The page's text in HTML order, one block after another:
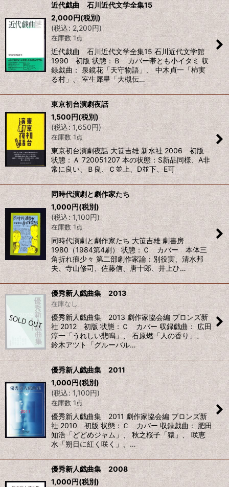
近代戯曲 石川近代文学全集15
2,000円(税別)
(税込: 2,200円)
在庫数 1点
近代戯曲 石川近代文学全集15 石川近代文学館
1990 初版 状態：Ｂ カバー帯とも小イタミ 収
録戯曲： 泉鏡花「天守物語」、 中木貞一「柿実
る村」、 室生犀星「大槻伝…
東京初台演劇夜話
1,500円(税別)
(税込: 1,650円)
在庫数 1点
東京初台演劇夜話 大笹吉雄 新水社 2006 初版
状態：Ａ 720051207 本の状態：S新品同様、A非
常に良い、Ｂ良、Ｃ並上、D並下、E可
同時代演劇と劇作家たち
1,000円(税別)
(税込: 1,100円)
在庫数 1点
同時代演劇と劇作家たち 大笹吉雄 劇書房
1980（1984第4刷） 状態：Ｃ カバー 本体三
角折れ痕少々 第二部劇作家論：別役実、清水邦
夫、寺山修司、佐藤信、唐十郎、井上ひ…
優秀新人戯曲集 2013
在庫なし
優秀新人戯曲集 2013 劇作家協会編 ブロンズ新
社 2012 初版 状態：Ｃ カバー 収録戯曲： 広田
淳一「うれしい悲鳴」、 石原燃「人の香り」、
鈴木アツト「グルーバル…
優秀新人戯曲集 2011
1,000円(税別)
(税込: 1,100円)
在庫数 1点
優秀新人戯曲集 2011 劇作家協会編 ブロンズ新
社 2010 初版 状態：Ｃ カバー 収録戯曲： 肥田
知浩「どどめジャム」、 秋之桜子「猿」、 咲恵
水「朔日に紅く咲く」、…
優秀新人戯曲集 2008
1,000円(税別)